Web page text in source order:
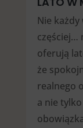
Nie
częściej…
oferują
że
realnego
a nie